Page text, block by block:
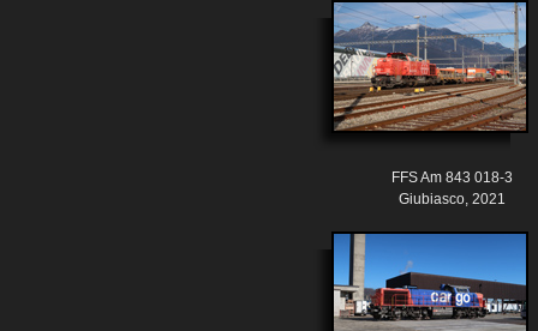
FFS Am 843 018-3
Giubiasco, 2021